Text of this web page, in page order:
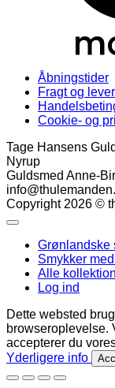
Åbningstider
Fragt og
Cookie- og
Tage Hansens
Nyrup
Guldsmed Anne-
Copyright 2026 ©
Grønlandske
Smykker
Alle
Log ind
Dette websted
browseroplevelse.
accepterer du
Yderligere info